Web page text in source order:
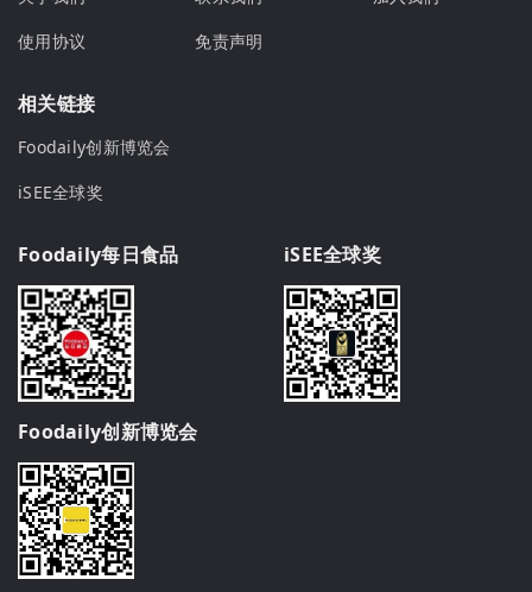
使用协议
免责声明
相关链接
Foodaily创新博览会
iSEE全球奖
Foodaily每日食品 iSEE全球奖
Foodaily创新博览会